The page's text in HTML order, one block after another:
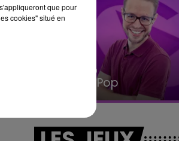
15h00 - 19h00
Le Club Champagne FM
que pour
cookies" situé en